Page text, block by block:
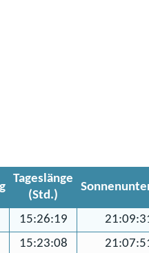
Tageslänge
(Std.)
15:26:19
15:23:08